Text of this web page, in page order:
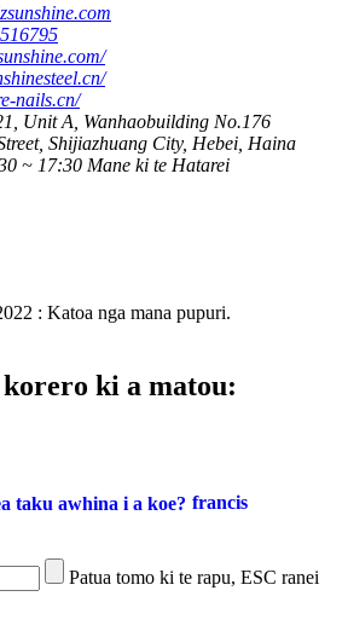
nails.cn/
Unit A, Wanhaobuilding No.176
Shijiazhuang City, Hebei, Haina
~ 17:30 Mane ki te Hatarei
: Katoa nga mana pupuri.
ki a matou:
francis
Patua tomo ki te rapu, ESC ranei